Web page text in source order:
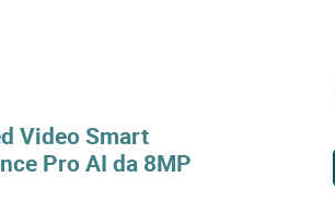
Video Smart
Pro AI da 8MP